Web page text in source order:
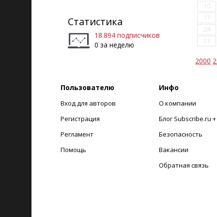
Статистика
18.894 подписчиков
0 за неделю
10
17
24
31
2000
Пользователю
Вход для авторов
Регистрация
Регламент
Помощь
Инфо
О компании
Блог Subscribe.ru +
Безопасность
Вакансии
Обратная связь